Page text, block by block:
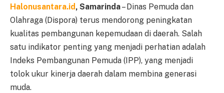
Halonusantara.id, Samarinda– Dinas Pemuda dan
Olahraga (Dispora) terus mendorong peningkatan
kualitas pembangunan kepemudaan di daerah. Salah
satu indikator penting yang menjadi perhatian adalah
Indeks Pembangunan Pemuda (IPP), yang menjadi
tolok ukur kinerja daerah dalam membina generasi
muda.